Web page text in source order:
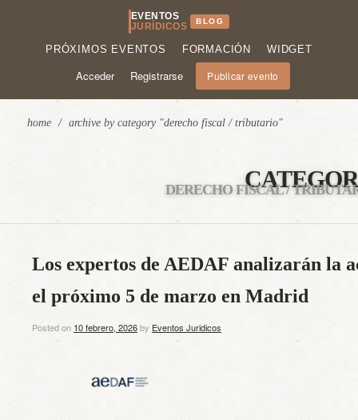
EVENTOS
JURÍDICOS
BLOG
PRÓXIMOS EVENTOS FORMACIÓN WIDGET
Acceder Registrarse Publicar evento
home / archive by category "derecho fiscal / tributario"
DERECHO FISCAL /
Los expertos de AEDAF analizarán la
el próximo 5 de marzo en Madrid
Posted on 10 febrero, 2026by Eventos Juridicos